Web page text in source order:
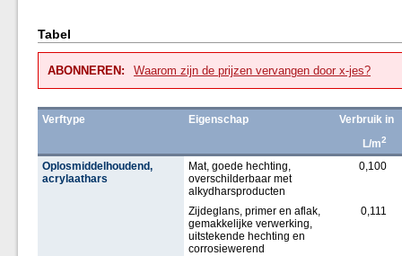
Tabel
ABONNEREN: Waarom zijn de prijzen vervangen door x-jes?
Verftype Eigenschap
Verbruik in
L/m2
Oplosmiddelhoudend,
acrylaathars
Mat, goede hechting,
overschilderbaar met
alkydharsproducten
0,100
Zijdeglans, primer en aflak,
gemakkelijke verwerking,
uitstekende hechting en
corrosiewerend
0,111